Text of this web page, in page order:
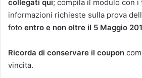
collegati qui; compila il modulo con i
informazioni richieste sulla prova
foto entro e non oltre il 5 Maggio
Ricorda di conservare il coupon
vincita.